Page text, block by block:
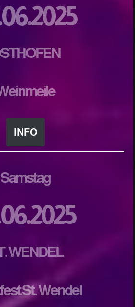
INFO
Samstag
WENDEL
St. Wendel